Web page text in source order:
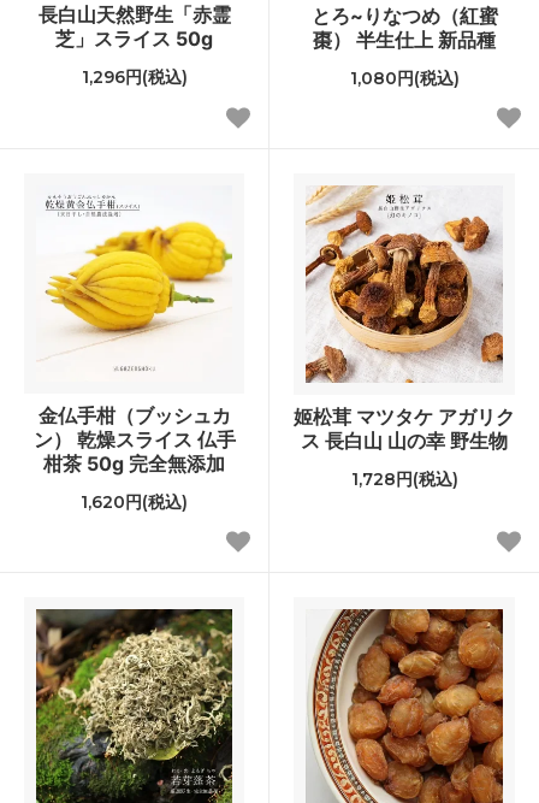
長白山天然野生「赤霊
芝」スライス 50g
1,296円(税込)
とろ~りなつめ（紅蜜
棗） 半生仕上 新品種
1,080円(税込)
金仏手柑（ブッシュカ
ン） 乾燥スライス 仏手
柑茶 50g 完全無添加
1,620円(税込)
姬松茸 マツタケ アガリク
ス 長白山 山の幸 野生物
1,728円(税込)